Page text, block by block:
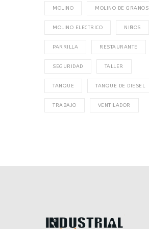
MOLINO MOLINO DE GRANOS
MOLINO ELECTRICO NIÑOS
PARRILLA RESTAURANTE
SEGURIDAD TALLER
TANQUE TANQUE DE DIESEL
TRABAJO VENTILADOR